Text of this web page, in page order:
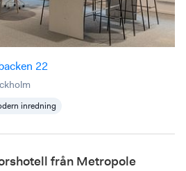
22
inredning
från Metropole